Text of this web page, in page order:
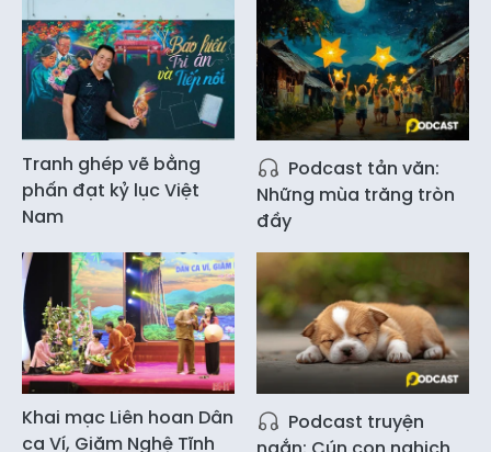
Tranh ghép vẽ bằng
phấn đạt kỷ lục Việt
Nam
Podcast tản văn:
Những mùa trăng tròn
đầy
Khai mạc Liên hoan Dân
ca Ví, Giặm Nghệ Tĩnh
Podcast truyện